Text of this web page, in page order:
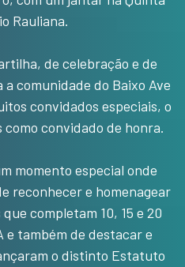
Rauliana.
de celebração e de
comunidade do Baixo Ave
convidados especiais, o
como convidado de honra.
momento especial onde
reconhecer e homenagear
completam 10, 15 e 20
e também de destacar e
o distinto Estatuto